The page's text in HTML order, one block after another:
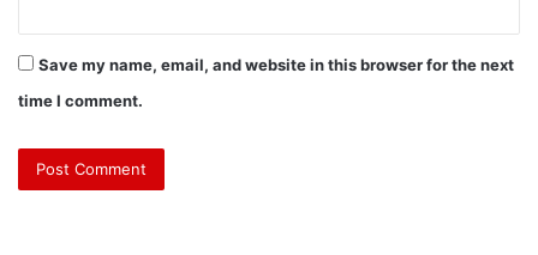
Save my name, email, and website in this browser for the next
time I comment.